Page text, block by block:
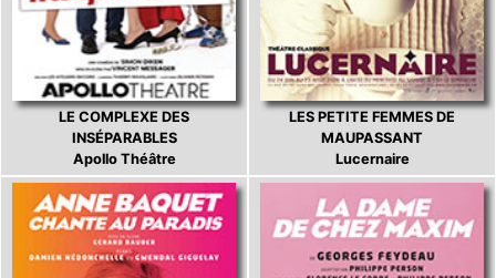
LE COMPLEXE DES
INSÉPARABLES
Apollo Théâtre
LES PETITE FEMMES DE
MAUPASSANT
Lucernaire